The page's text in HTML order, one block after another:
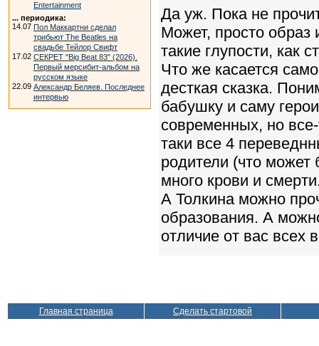
Entertainment
... периодика:
14.07 Пол Маккартни сделал
трибьют The Beatles на
свадьбе Тейлор Свифт
17.02 СЕКРЕТ "Big Beat 83" (2026).
Первый мерсибит-альбом на
русском языке
22.09 Александр Беляев. Последнее
интервью
Да уж. Пока не
Может, просто образ
такие глупости, как
Что же касается
десткая сказка.
бабушку и саму
современных, но
таки все 4
родители (что
много крови и
А Толкина можно
образования. А
отличие от вас всех
Главная страница Сделать стартовой